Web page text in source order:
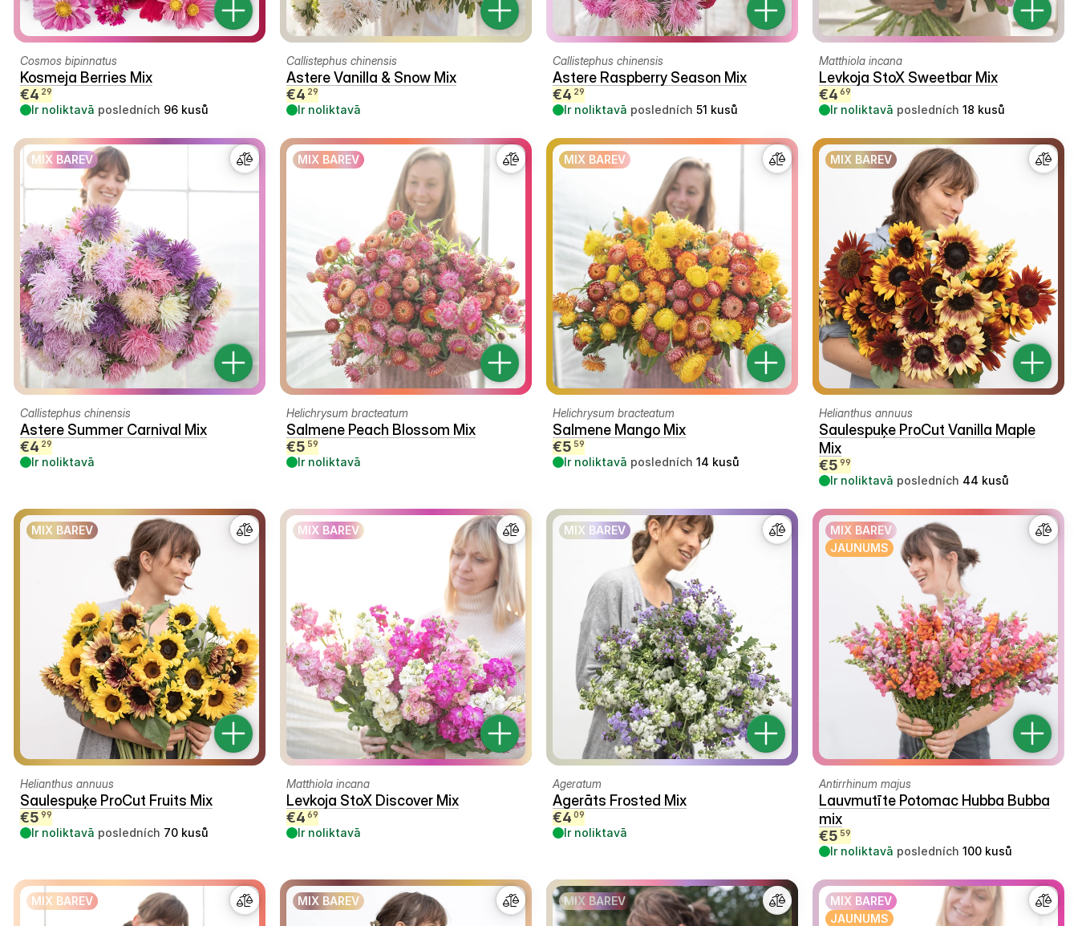
Cosmos bipinnatus
Kosmeja Berries Mix
€4 29
Ir noliktavā posledních 96 kusů
Callistephus chinensis
Astere Vanilla & Snow Mix
€4 29
Ir noliktavā
Callistephus chinensis
Astere Raspberry Season Mix
€4 29
Ir noliktavā posledních 51 kusů
Matthiola incana
Levkoja StoX Sweetbar Mix
€4 69
Ir noliktavā posledních 18 kusů
MIX BAREV
Callistephus chinensis
Astere Summer Carnival Mix
€4 29
Ir noliktavā
MIX BAREV
Helichrysum bracteatum
Salmene Peach Blossom Mix
€5 59
Ir noliktavā
MIX BAREV
Helichrysum bracteatum
Salmene Mango Mix
€5 59
Ir noliktavā posledních 14 kusů
MIX BAREV
Helianthus annuus
Saulespuķe ProCut Vanilla Maple
Mix
€5 99
Ir noliktavā posledních 44 kusů
MIX BAREV
Helianthus annuus
Saulespuķe ProCut Fruits Mix
€5 99
Ir noliktavā posledních 70 kusů
MIX BAREV
Matthiola incana
Levkoja StoX Discover Mix
€4 69
Ir noliktavā
MIX BAREV
Ageratum
Agerāts Frosted Mix
€4 09
Ir noliktavā
MIX BAREV
JAUNUMS
Antirrhinum majus
Lauvmutīte Potomac Hubba Bubba
mix
€5 59
Ir noliktavā posledních 100 kusů
MIX BAREV MIX BAREV MIX BAREV
MIX BAREV
JAUNUMS